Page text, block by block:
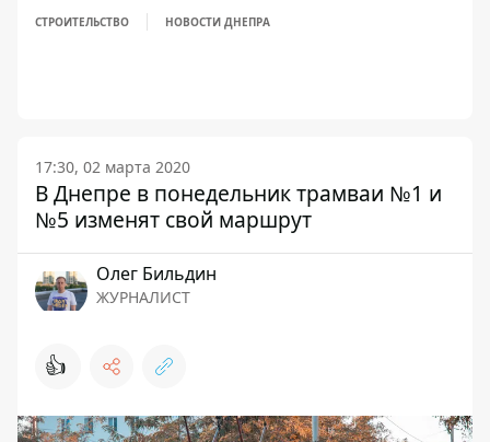
СТРОИТЕЛЬСТВО НОВОСТИ ДНЕПРА
17:30, 02 марта 2020
В Днепре в понедельник трамваи №1 и
№5 изменят свой маршрут
Олег Бильдин
ЖУРНАЛИСТ
👍